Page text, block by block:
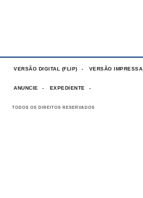
VERSÃO DIGITAL (FLIP) VERSÃO IMPRESSA
ANUNCIE EXPEDIENTE
TODOS OS DIREITOS RESERVADOS